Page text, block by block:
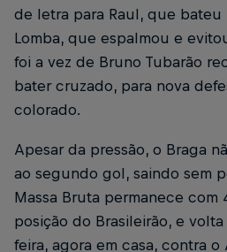
de letra para Raul, que bateu
Lomba, que espalmou e
foi a vez de Bruno Tubarão
bater cruzado, para nova
colorado.
Apesar da pressão, o Braga
ao segundo gol, saindo sem
Massa Bruta permanece com
posição do Brasileirão, e
feira, agora em casa, contra o